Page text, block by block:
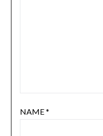
NAME*